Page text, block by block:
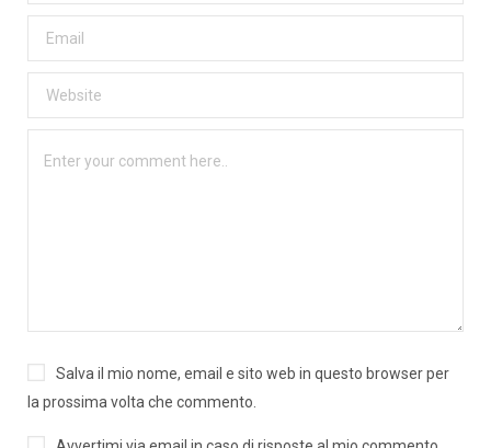
Salva il mio nome, email e sito web in questo browser per
la prossima volta che commento.